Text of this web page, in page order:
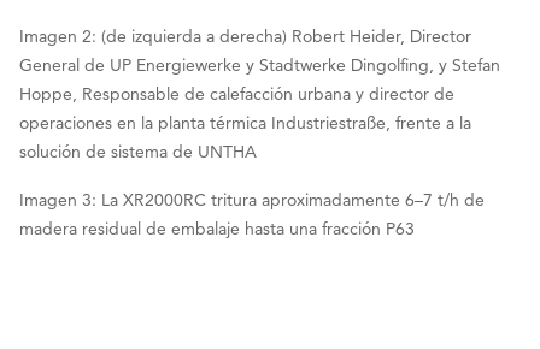
Imagen 2: (de izquierda a derecha) Robert Heider, Director
General de UP Energiewerke y Stadtwerke Dingolfing, y Stefan
Hoppe, Responsable de calefacción urbana y director de
operaciones en la planta térmica Industriestraße, frente a la
solución de sistema de UNTHA
Imagen 3: La XR2000RC tritura aproximadamente 6–7 t/h de
madera residual de embalaje hasta una fracción P63